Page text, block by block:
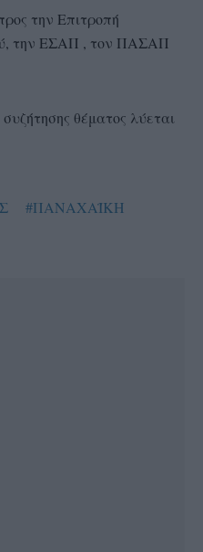
την Επιτροπή
την ΕΣΑΠ , τον ΠΑΣΑΠ
θέματος λύεται
#ΠΑΝΑΧΑΪΚΗ